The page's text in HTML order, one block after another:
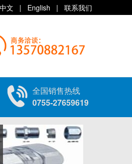
中文 | English | 联系我们
全国销售热线
0755-27659619